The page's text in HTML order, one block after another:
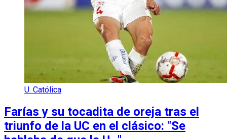
U. Católica
Farías y su tocadita de oreja tras el
triunfo de la UC en el clásico: "Se